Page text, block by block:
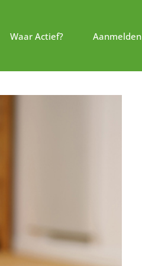
Waar Actief? Aanmelden